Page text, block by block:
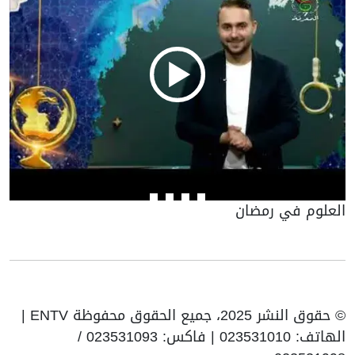
في رمضان
© حقوق النشر 2025، جميع الحقوق محفوظة ENTV |
الهاتف: 023531010 | فاكس: 023531093 /